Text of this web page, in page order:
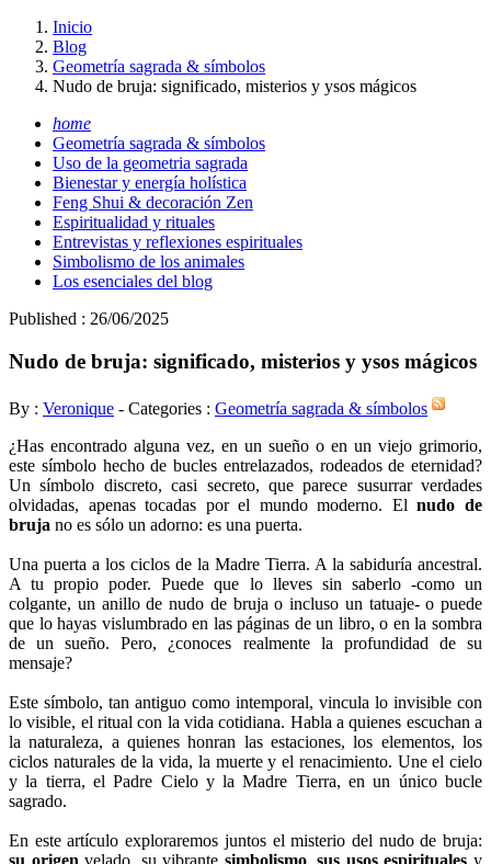
Inicio
Blog
Geometría sagrada & símbolos
Nudo de bruja: significado, misterios y ysos mágicos
home
Geometría sagrada & símbolos
Uso de la geometria sagrada
Bienestar y energía holística
Feng Shui & decoración Zen
Espiritualidad y rituales
Entrevistas y reflexiones espirituales
Simbolismo de los animales
Los esenciales del blog
Published : 26/06/2025
Nudo de bruja: significado, misterios y ysos mágicos
By : Veronique - Categories : Geometría sagrada & símbolos
¿Has encontrado alguna vez, en un sueño o en un viejo grimorio,
este símbolo hecho de bucles entrelazados, rodeados de eternidad?
Un símbolo discreto, casi secreto, que parece susurrar verdades
olvidadas, apenas tocadas por el mundo moderno. Elnudo de
bruja no es sólo un adorno: es una puerta.
Una puerta a los ciclos de la Madre Tierra. A la sabiduría ancestral.
A tu propio poder. Puede que lo lleves sin saberlo -como un
colgante, un anillo de nudo de bruja o incluso un tatuaje- o puede
que lo hayas vislumbrado en las páginas de un libro, o en la sombra
de un sueño. Pero, ¿conoces realmente la profundidad de su
mensaje?
Este símbolo, tan antiguo como intemporal, vincula lo invisible con
lo visible, el ritual con la vida cotidiana. Habla a quienes escuchan a
la naturaleza, a quienes honran las estaciones, los elementos, los
ciclos naturales de la vida, la muerte y el renacimiento. Une el cielo
y la tierra, el Padre Cielo y la Madre Tierra, en un único bucle
sagrado.
En este artículo exploraremos juntos el misterio del nudo de bruja:
su origen velado, su vibrante simbolismo,sus usos espirituales y